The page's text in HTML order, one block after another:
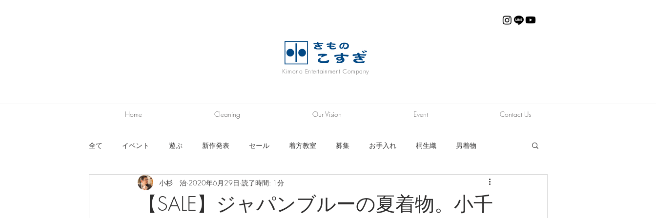
Kimono Entertainment Company
Home Cleaning Our Vision Event Contact Us
全て イベント 遊ぶ 新作発表 セール 着方教室 募集 お手入れ 桐生織 男着物
ワークショップ 出展 デニム着物 履物 限定販売
【SALE】ジャパンブルーの夏着物。小千
小杉 治 2020年6月29日 読了時間: 1分